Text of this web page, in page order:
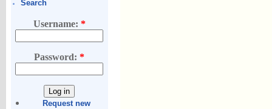
Search
Username: *
Password:*
Request new